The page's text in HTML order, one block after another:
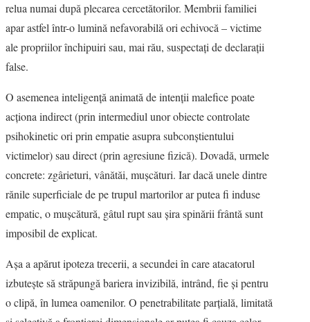
relua numai după plecarea cercetătorilor. Membrii familiei
apar astfel într-o lumină nefavorabilă ori echivocă – victime
ale propriilor închipuiri sau, mai rău, suspectaţi de declaraţii
false.
O asemenea inteligenţă animată de intenţii malefice poate
acţiona indirect (prin intermediul unor obiecte controlate
psihokinetic ori prin empatie asupra subconştientului
victimelor) sau direct (prin agresiune fizică). Dovadă, urmele
concrete: zgârieturi, vânătăi, muşcături. Iar dacă unele dintre
rănile superficiale de pe trupul martorilor ar putea fi induse
empatic, o muşcătură, gâtul rupt sau şira spinării frântă sunt
imposibil de explicat.
Aşa a apărut ipoteza trecerii, a secundei în care atacatorul
izbuteşte să străpungă bariera invizibilă, intrând, fie şi pentru
o clipă, în lumea oamenilor. O penetrabilitate parţială, limitată